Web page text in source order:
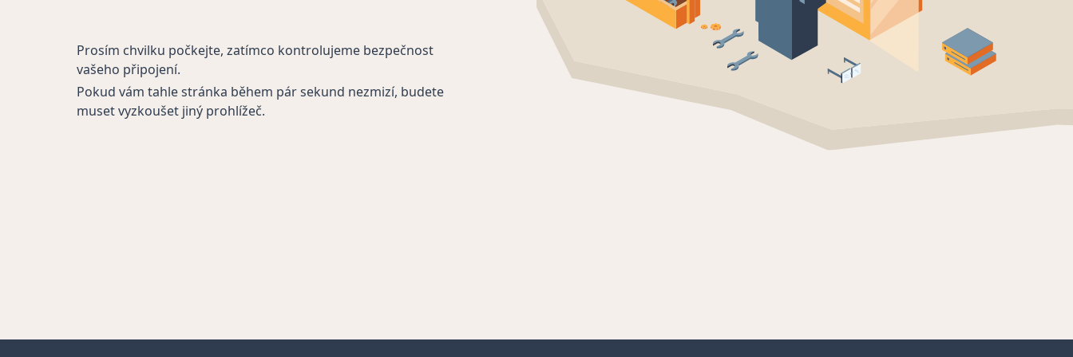
Prosím chvilku počkejte, zatímco kontrolujeme bezpečnost
vašeho připojení.
Pokud vám tahle stránka během pár sekund nezmizí, budete
muset vyzkoušet jiný prohlížeč.